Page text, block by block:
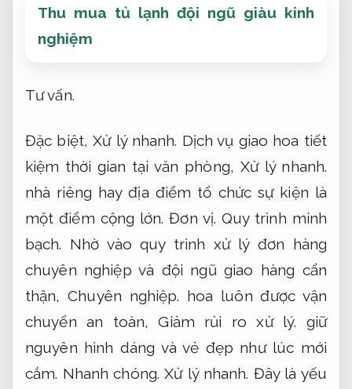
Thu mua tủ lạnh đội ngũ giàu kinh
nghiệm
Tư vấn.
Đặc biệt,Xử lý nhanh. Dịch vụ giao hoa tiết
kiệm thời gian tại văn phòng, Xử lý nhanh.
nhà riêng hay địa điểm tổ chức sự kiện là
một điểm cộng lớn.Đơn vị. Quy trình minh
bạch. Nhờ vào quy trình xử lý đơn hàng
chuyên nghiệp và đội ngũ giao hàng cẩn
thận,Chuyên nghiệp. hoa luôn được vận
chuyển an toàn,Giảm rủi ro xử lý. giữ
nguyên hình dáng và vẻ đẹp như lúc mới
cắm. Nhanh chóng. Xử lý nhanh. Đây là yếu